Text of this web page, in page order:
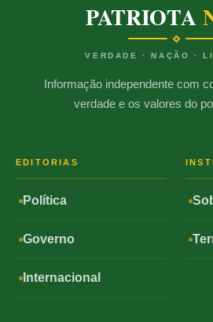
PATRIOTA
VERDADE · NAÇÃO ·
Informação independente com
verdade e os valores do
EDITORIAS
Política
Governo
Internacional